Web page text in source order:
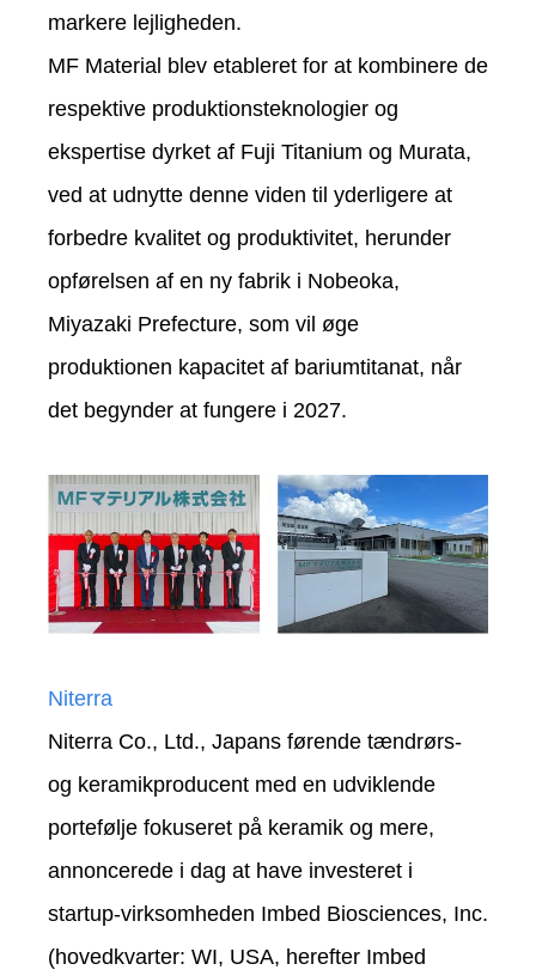
markere lejligheden.
MF Material blev etableret for at kombinere de
respektive produktionsteknologier og
ekspertise dyrket af Fuji Titanium og Murata,
ved at udnytte denne viden til yderligere at
forbedre kvalitet og produktivitet, herunder
opførelsen af ​​en ny fabrik i Nobeoka,
Miyazaki Prefecture, som vil øge
produktionen kapacitet af bariumtitanat, når
det begynder at fungere i 2027.
Niterra
Niterra Co., Ltd., Japans førende tændrørs-
og keramikproducent med en udviklende
portefølje fokuseret på keramik og mere,
annoncerede i dag at have investeret i
startup-virksomheden Imbed Biosciences, Inc.
(hovedkvarter: WI, USA, herefter Imbed